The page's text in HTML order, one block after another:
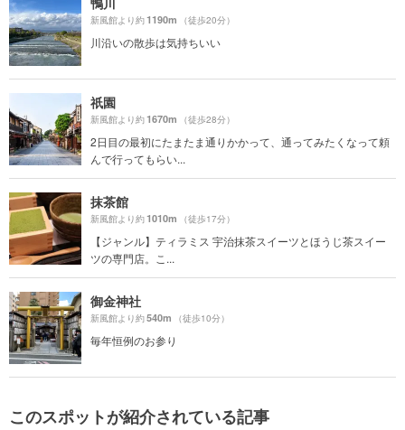
新風館より約1190m （徒歩20分）
川沿いの散歩は気持ちいい
祇園
新風館より約1670m （徒歩28分）
2日目の最初にたまたま通りかかって、通ってみたくなって頼
んで行ってもらい...
抹茶館
新風館より約1010m （徒歩17分）
【ジャンル】ティラミス 宇治抹茶スイーツとほうじ茶スイー
ツの専門店。こ...
御金神社
新風館より約540m （徒歩10分）
毎年恒例のお参り
このスポットが紹介されている記事